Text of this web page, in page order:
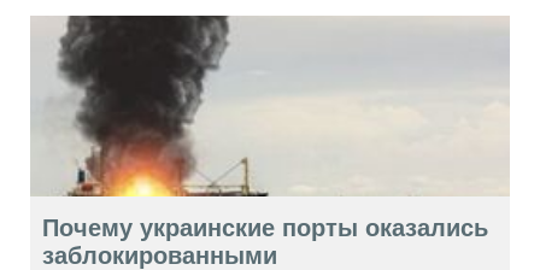
Почему украинские порты оказались
заблокированными